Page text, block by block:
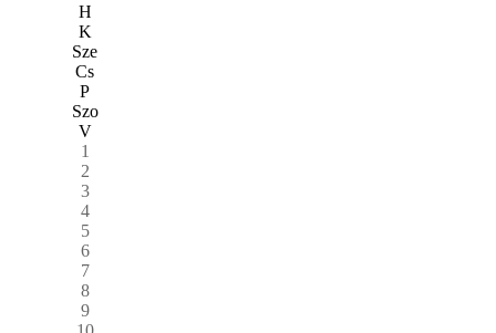
H
K
Sze
Cs
P
Szo
V
1
2
3
4
5
6
7
8
9